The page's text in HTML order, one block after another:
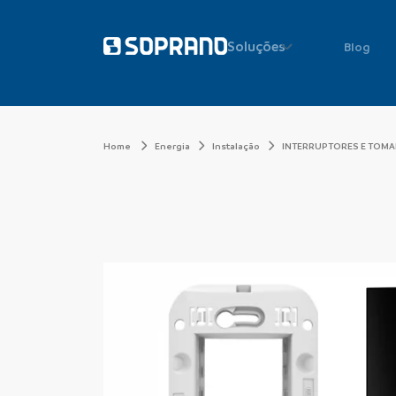
Soluções Blog
Home Energia Instalação INTERRUPTORES E